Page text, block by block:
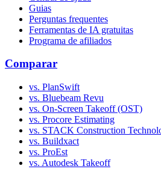
Guias
Perguntas frequentes
Ferramentas de IA gratuitas
Programa de afiliados
Comparar
vs. PlanSwift
vs. Bluebeam Revu
vs. On-Screen Takeoff (OST)
vs. Procore Estimating
vs. STACK Construction
vs. Buildxact
vs. ProEst
vs. Autodesk Takeoff